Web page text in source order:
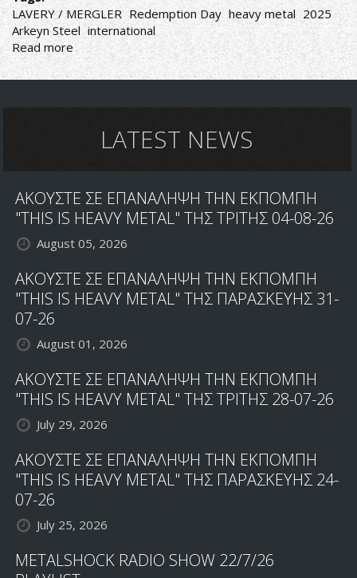
LAVERY / MERGLER Redemption Day heavy metal 2025
Arkeyn Steel international
Read more about
LAVERY
/
Redemption
LATEST NEWS
ΑΚΟΥΣΤΕ ΣΕ ΕΠΑΝΑΛΗΨΗ ΤΗΝ ΕΚΠΟΜΠΗ
"THIS IS HEAVY METAL" ΤΗΣ ΤΡΙΤΗΣ 04-08-26
August 05, 2026
ΑΚΟΥΣΤΕ ΣΕ ΕΠΑΝΑΛΗΨΗ ΤΗΝ ΕΚΠΟΜΠΗ
"THIS IS HEAVY METAL" ΤΗΣ ΠΑΡΑΣΚΕΥΗΣ 31-
07-26
August 01, 2026
ΑΚΟΥΣΤΕ ΣΕ ΕΠΑΝΑΛΗΨΗ ΤΗΝ ΕΚΠΟΜΠΗ
"THIS IS HEAVY METAL" ΤΗΣ ΤΡΙΤΗΣ 28-07-26
July 29, 2026
ΑΚΟΥΣΤΕ ΣΕ ΕΠΑΝΑΛΗΨΗ ΤΗΝ ΕΚΠΟΜΠΗ
"THIS IS HEAVY METAL" ΤΗΣ ΠΑΡΑΣΚΕΥΗΣ 24-
07-26
July 25, 2026
METALSHOCK RADIO SHOW 22/7/26